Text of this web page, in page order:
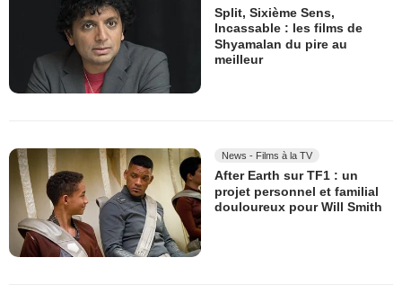
Split, Sixième Sens,
Incassable : les films de
Shyamalan du pire au
meilleur
News - Films à la TV
After Earth sur TF1 : un
projet personnel et familial
douloureux pour Will Smith